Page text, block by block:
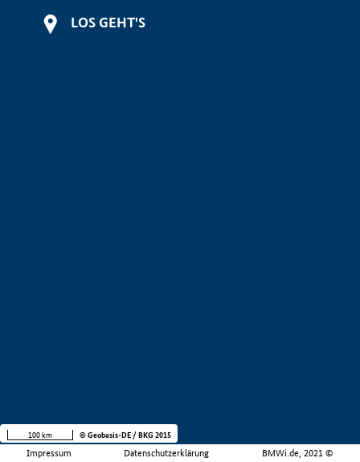
LOS GEHT'S
Impressum Datenschutzerklärung BMWi.de, 2021 ©
100 km © Geobasis-DE / BKG 2015